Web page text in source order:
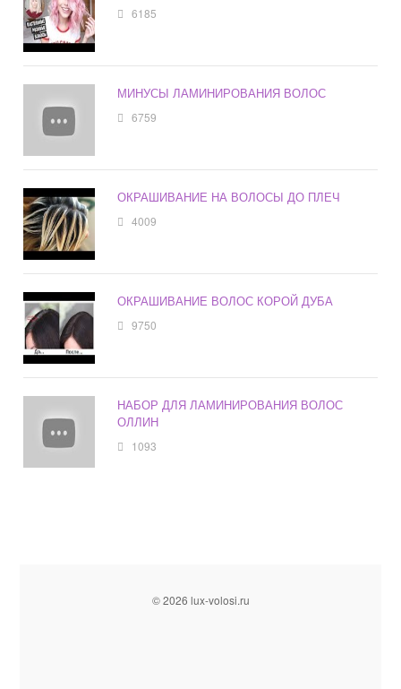
6185
МИНУСЫ ЛАМИНИРОВАНИЯ ВОЛОС
6759
ОКРАШИВАНИЕ НА ВОЛОСЫ ДО ПЛЕЧ
4009
ОКРАШИВАНИЕ ВОЛОС КОРОЙ ДУБА
9750
НАБОР ДЛЯ ЛАМИНИРОВАНИЯ ВОЛОС
ОЛЛИН
1093
© 2026 lux-volosi.ru